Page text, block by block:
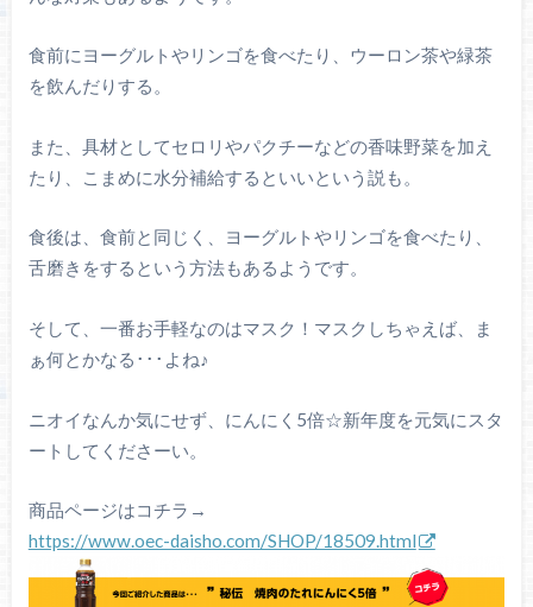
食前にヨーグルトやリンゴを食べたり、ウーロン茶や緑茶
を飲んだりする。
また、具材としてセロリやパクチーなどの香味野菜を加え
たり、こまめに水分補給するといいという説も。
食後は、食前と同じく、ヨーグルトやリンゴを食べたり、
舌磨きをするという方法もあるようです。
そして、一番お手軽なのはマスク！マスクしちゃえば、ま
ぁ何とかなる･･･よね♪
ニオイなんか気にせず、にんにく5倍☆新年度を元気にスタ
ートしてくださーい。
商品ページはコチラ→
https://www.oec-daisho.com/SHOP/18509.html